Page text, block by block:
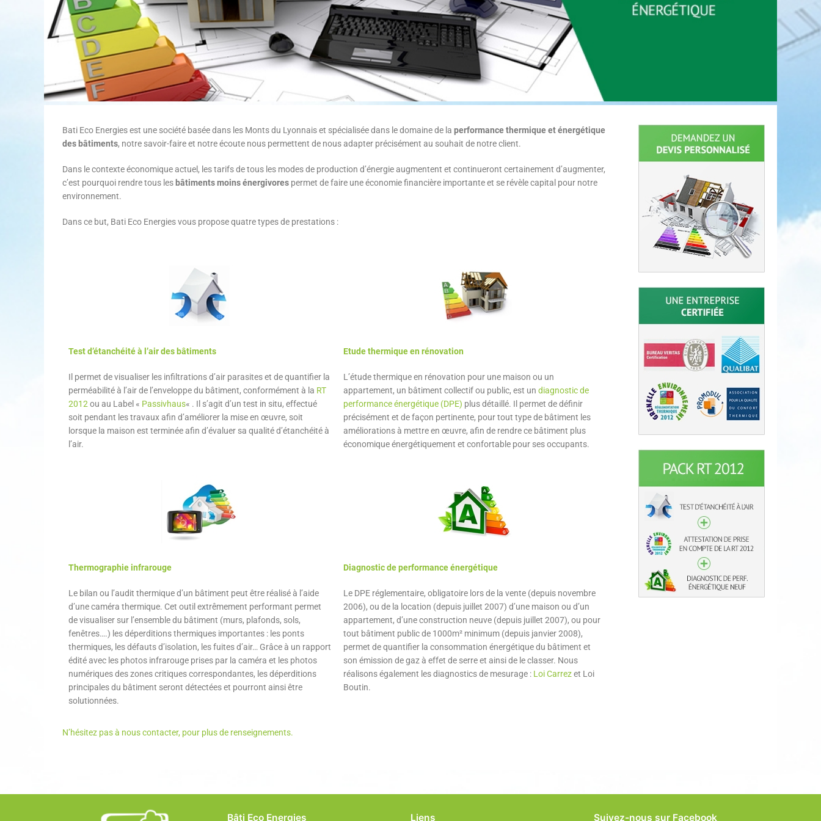
Bati Eco Energies est une société basée dans les Monts du Lyonnais et spécialisée dans le domaine de la performance thermique et énergétique
des bâtiments, notre savoir-faire et notre écoute nous permettent de nous adapter précisément au souhait de notre client.
Dans le contexte économique actuel, les tarifs de tous les modes de production d’énergie augmentent et continueront certainement d’augmenter,
c’est pourquoi rendre tous les bâtiments moins énergivores permet de faire une économie financière importante et se révèle capital pour notre
environnement.
Dans ce but, Bati Eco Energies vous propose quatre types de prestations :
Test d’étanchéité à l’air des bâtiments
Il permet de visualiser les infiltrations d’air parasites et de quantifier la
perméabilité à l’air de l’enveloppe du bâtiment, conformément à la RT
2012 ou au Label « Passivhaus« . Il s’agit d’un test in situ, effectué
soit pendant les travaux afin d’améliorer la mise en œuvre, soit
lorsque la maison est terminée afin d’évaluer sa qualité d’étanchéité à
l’air.
Etude thermique en rénovation
L’étude thermique en rénovation pour une maison ou un
appartement, un bâtiment collectif ou public, est un diagnostic de
performance énergétique (DPE) plus détaillé. Il permet de définir
précisément et de façon pertinente, pour tout type de bâtiment les
améliorations à mettre en œuvre, afin de rendre ce bâtiment plus
économique énergétiquement et confortable pour ses occupants.
Thermographie infrarouge
Le bilan ou l’audit thermique d’un bâtiment peut être réalisé à l’aide
d’une caméra thermique. Cet outil extrêmement performant permet
de visualiser sur l’ensemble du bâtiment (murs, plafonds, sols,
fenêtres….) les déperditions thermiques importantes : les ponts
thermiques, les défauts d’isolation, les fuites d’air… Grâce à un rapport
édité avec les photos infrarouge prises par la caméra et les photos
numériques des zones critiques correspondantes, les déperditions
principales du bâtiment seront détectées et pourront ainsi être
solutionnées.
Diagnostic de performance énergétique
Le DPE réglementaire, obligatoire lors de la vente (depuis novembre
2006), ou de la location (depuis juillet 2007) d’une maison ou d’un
appartement, d’une construction neuve (depuis juillet 2007), ou pour
tout bâtiment public de 1000m² minimum (depuis janvier 2008),
permet de quantifier la consommation énergétique du bâtiment et
son émission de gaz à effet de serre et ainsi de le classer. Nous
réalisons également les diagnostics de mesurage : Loi Carrezet Loi
Boutin.
N’hésitez pas à nous contacter, pour plus de renseignements.
Bâti Eco Energies Liens Suivez-nous sur Facebook